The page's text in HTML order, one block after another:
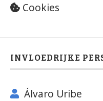
Cookies
INVLOEDRIJKE
Álvaro Uribe